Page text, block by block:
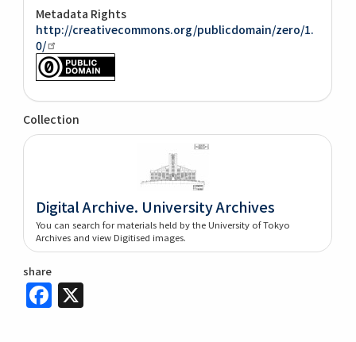
Metadata Rights
http://creativecommons.org/publicdomain/zero/1.
0/
Collection
Digital Archive. University Archives
You can search for materials held by the University of Tokyo
Archives and view Digitised images.
share
Facebook